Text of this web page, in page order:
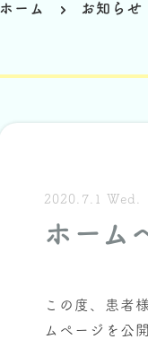
ホーム お知らせ
2020.7.1 Wed.
ホーム
この度、患者
ムページを公